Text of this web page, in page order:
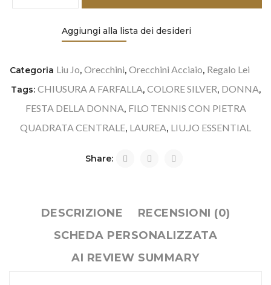
Aggiungi alla lista dei desideri
Categoria Liu Jo, Orecchini, Orecchini Acciaio, Regalo Lei
Tags: CHIUSURA A FARFALLA, COLORE SILVER, DONNA,
FESTA DELLA DONNA, FILO TENNIS CON PIETRA
QUADRATA CENTRALE, LAUREA, LIU.JO ESSENTIAL
Share:
DESCRIZIONE
RECENSIONI (0)
SCHEDA PERSONALIZZATA
AI REVIEW SUMMARY